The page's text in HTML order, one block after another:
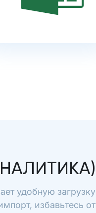
удобную загрузку
избавьтесь от